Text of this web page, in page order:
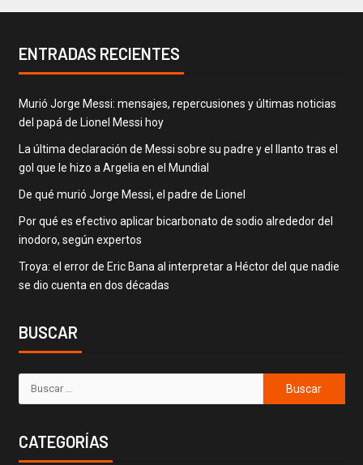
ENTRADAS RECIENTES
Murió Jorge Messi: mensajes, repercusiones y últimas noticias
del papá de Lionel Messi hoy
La última declaración de Messi sobre su padre y el llanto tras el
gol que le hizo a Argelia en el Mundial
De qué murió Jorge Messi, el padre de Lionel
Por qué es efectivo aplicar bicarbonato de sodio alrededor del
inodoro, según expertos
Troya: el error de Eric Bana al interpretar a Héctor del que nadie
se dio cuenta en dos décadas
BUSCAR
CATEGORÍAS